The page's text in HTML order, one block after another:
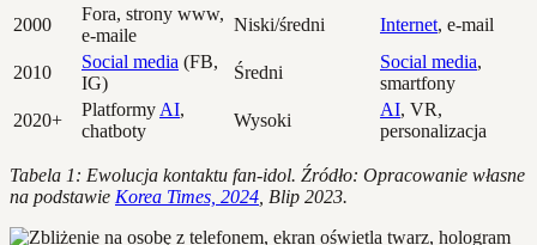
2000
Fora, strony www,
e-maile
Niski/średni Internet, e-mail
2010
Social media (FB,
IG)
Średni
Social media,
smartfony
2020+
Platformy AI,
chatboty
Wysoki
AI, VR,
personalizacja
Tabela 1: Ewolucja kontaktu fan-idol. Źródło: Opracowanie własne
na podstawie Korea Times, 2024 , Blip 2023.